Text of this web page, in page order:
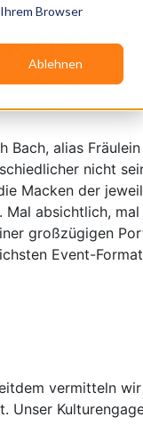
Browser
Ablehnen
Kabarett
alias
nicht
Macken der
absichtlich,
großzügigen
Event-
vermitteln
Unser
Services